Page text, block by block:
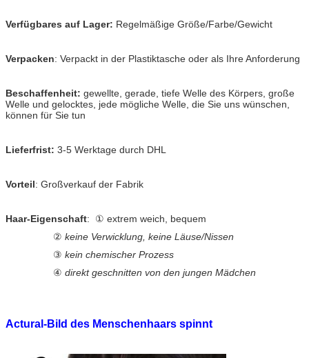
Verfügbares auf Lager: Regelmäßige Größe/Farbe/Gewicht
Verpacken: Verpackt in der Plastiktasche oder als Ihre Anforderung
Beschaffenheit: gewellte, gerade, tiefe Welle des Körpers, große
Welle und gelocktes, jede mögliche Welle, die Sie uns wünschen,
können für Sie tun
Lieferfrist: 3-5 Werktage durch DHL
Vorteil: Großverkauf der Fabrik
Haar-Eigenschaft: ① extrem weich, bequem
② keine Verwicklung, keine Läuse/Nissen
③ kein chemischer Prozess
④ direkt geschnitten von den jungen Mädchen
Actural-Bild des Menschenhaars spinnt